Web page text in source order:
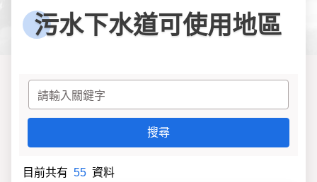
污水下水道可使用地區
目前共有 55 資料